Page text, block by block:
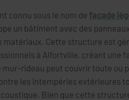
connu sous le nom de façade
un bâtiment avec des
matériaux. Cette structure est
à Alfortville, créant une
rideau peut couvrir toute ou
les intempéries extérieures
Bien que cette